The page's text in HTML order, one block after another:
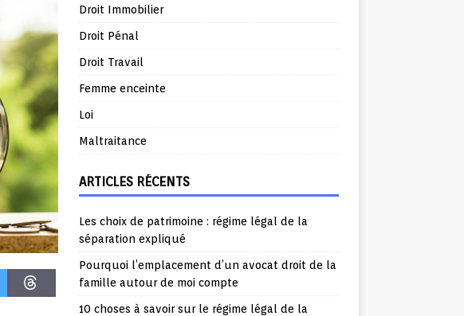
Droit Immobilier
Droit Pénal
Droit Travail
Femme enceinte
Loi
Maltraitance
ARTICLES RÉCENTS
Les choix de patrimoine : régime légal de la
séparation expliqué
Pourquoi l’emplacement d’un avocat droit de la
famille autour de moi compte
10 choses à savoir sur le régime légal de la